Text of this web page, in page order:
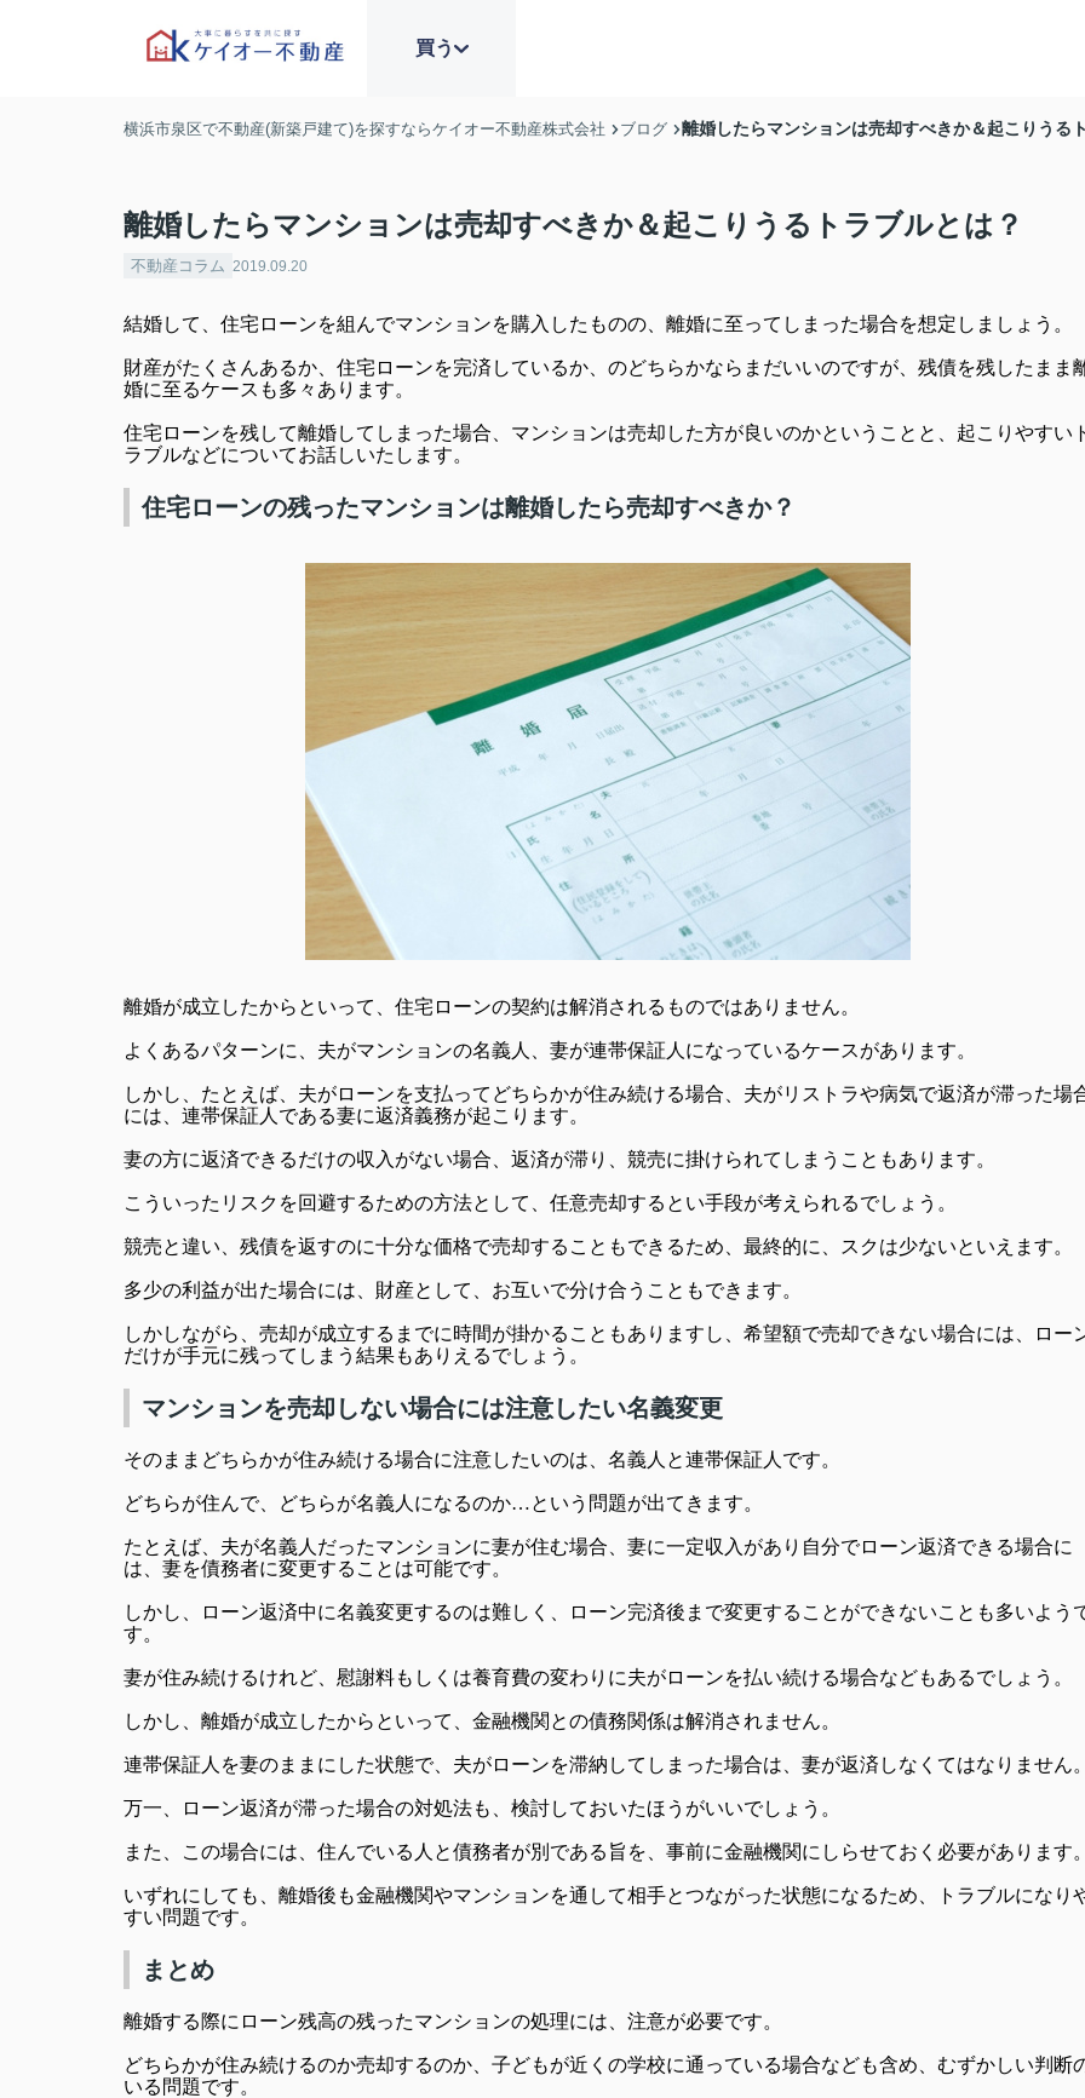
買う
横浜市泉区で不動産(新築戸建て)を探すならケイオー不動産株式会社 ブログ 離婚したらマンションは売却すべきか＆起こりうる
離婚したらマンションは売却すべきか＆起こりうるトラブルとは？
不動産コラム 2019.09.20
結婚して、住宅ローンを組んでマンションを購入したものの、離婚に至ってしまった場合を想定しましょう。
財産がたくさんあるか、住宅ローンを完済しているか、のどちらかならまだいいのですが、残債を残したまま
婚に至るケースも多々あります。
住宅ローンを残して離婚してしまった場合、マンションは売却した方が良いのかということと、起こりやすい
ラブルなどについてお話しいたします。
住宅ローンの残ったマンションは離婚したら売却すべきか？
離婚が成立したからといって、住宅ローンの契約は解消されるものではありません。
よくあるパターンに、夫がマンションの名義人、妻が連帯保証人になっているケースがあります。
しかし、たとえば、夫がローンを支払ってどちらかが住み続ける場合、夫がリストラや病気で返済が滞った場
には、連帯保証人である妻に返済義務が起こります。
妻の方に返済できるだけの収入がない場合、返済が滞り、競売に掛けられてしまうこともあります。
こういったリスクを回避するための方法として、任意売却するとい手段が考えられるでしょう。
競売と違い、残債を返すのに十分な価格で売却することもできるため、最終的に、スクは少ないといえます。
多少の利益が出た場合には、財産として、お互いで分け合うこともできます。
しかしながら、売却が成立するまでに時間が掛かることもありますし、希望額で売却できない場合には、ロー
だけが手元に残ってしまう結果もありえるでしょう。
マンションを売却しない場合には注意したい名義変更
そのままどちらかが住み続ける場合に注意したいのは、名義人と連帯保証人です。
どちらが住んで、どちらが名義人になるのか…という問題が出てきます。
たとえば、夫が名義人だったマンションに妻が住む場合、妻に一定収入があり自分でローン返済できる場合に
は、妻を債務者に変更することは可能です。
しかし、ローン返済中に名義変更するのは難しく、ローン完済後まで変更することができないことも多いよう
す。
妻が住み続けるけれど、慰謝料もしくは養育費の変わりに夫がローンを払い続ける場合などもあるでしょう。
しかし、離婚が成立したからといって、金融機関との債務関係は解消されません。
連帯保証人を妻のままにした状態で、夫がローンを滞納してしまった場合は、妻が返済しなくてはなりません。
万一、ローン返済が滞った場合の対処法も、検討しておいたほうがいいでしょう。
また、この場合には、住んでいる人と債務者が別である旨を、事前に金融機関にしらせておく必要があります。
いずれにしても、離婚後も金融機関やマンションを通して相手とつながった状態になるため、トラブルになり
すい問題です。
まとめ
離婚する際にローン残高の残ったマンションの処理には、注意が必要です。
どちらかが住み続けるのか売却するのか、子どもが近くの学校に通っている場合なども含め、むずかしい判断
いる問題です。